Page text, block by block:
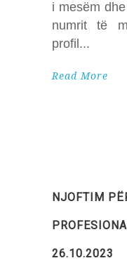
i mesëm
numrit të
profil
Read More
NJOFTIM
26.10.2023